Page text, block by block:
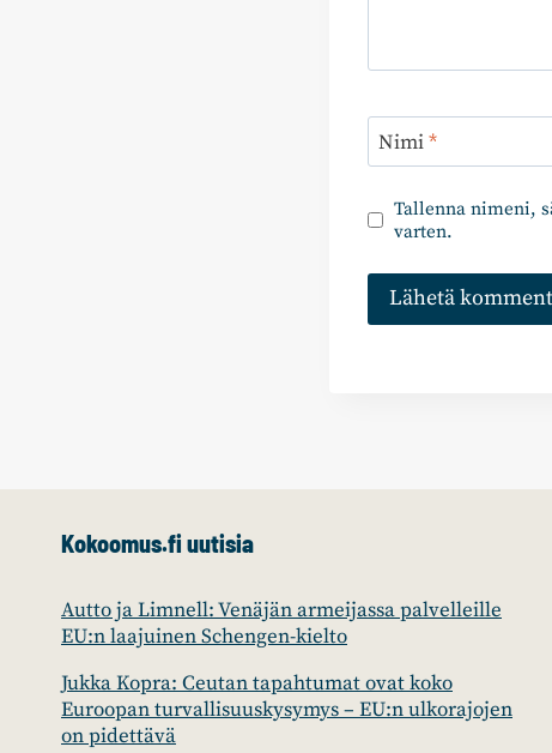
Nimi*
Tallenna nimeni,
varten.
Kokoomus.fi uutisia
Autto ja Limnell: Venäjän armeijassa palvelleille
EU:n laajuinen Schengen-kielto
Jukka Kopra: Ceutan tapahtumat ovat koko
Euroopan turvallisuuskysymys – EU:n ulkorajojen
on pidettävä